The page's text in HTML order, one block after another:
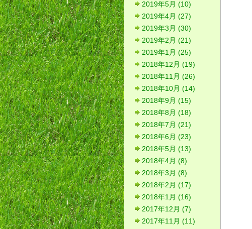
2019年5月 (10)
2019年4月 (27)
2019年3月 (30)
2019年2月 (21)
2019年1月 (25)
2018年12月 (19)
2018年11月 (26)
2018年10月 (14)
2018年9月 (15)
2018年8月 (18)
2018年7月 (21)
2018年6月 (23)
2018年5月 (13)
2018年4月 (8)
2018年3月 (8)
2018年2月 (17)
2018年1月 (16)
2017年12月 (7)
2017年11月 (11)